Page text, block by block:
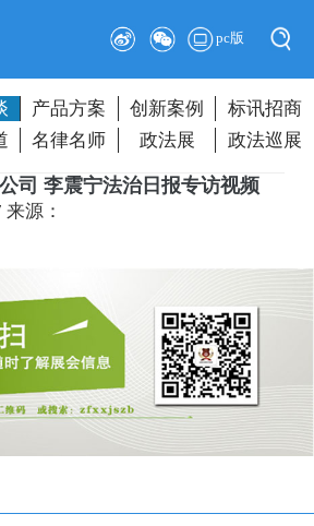
pc版
产品方案 创新案例
标讯招商
名律名师 政法展 政法巡展
司 李震宁法治日报专访视频
来源：